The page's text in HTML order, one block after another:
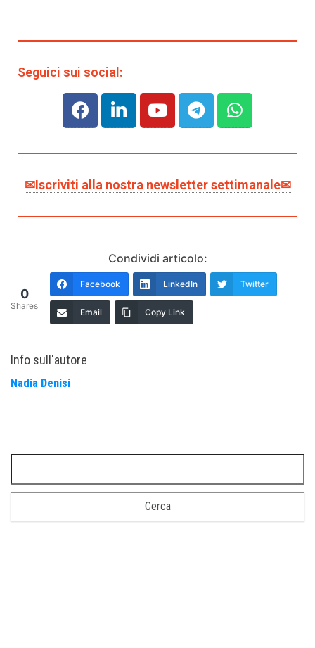
Seguici sui social:
✉Iscriviti alla nostra newsletter settimanale✉
Condividi articolo:
0
Shares
Facebook LinkedIn Twitter
Email Copy Link
Info sull'autore
Nadia Denisi